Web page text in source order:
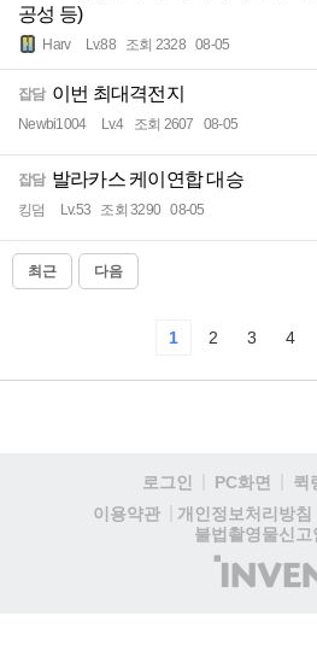
공성 등)
Harv Lv.88 조회 2328 08-05
잡담 이번 최대격전지
Newbi1004 Lv.4 조회 2607 08-05
잡담 발라카스 케이연합 대승
킹덤 Lv.53 조회 3290 08-05
최근 다음
1 2 3 4
로그인 PC화면 퀵
이용약관
개인정보처리방침
불법촬영물신고
(주)
인